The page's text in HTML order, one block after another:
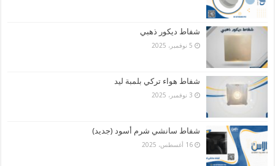
شفاط ديكور ذهبي
5 نوفمبر، 2025
شفاط هواء تركي بلمبة ليد
3 نوفمبر، 2025
شفاط سانشي شرم أسود (جديد)
16 أغسطس، 2025